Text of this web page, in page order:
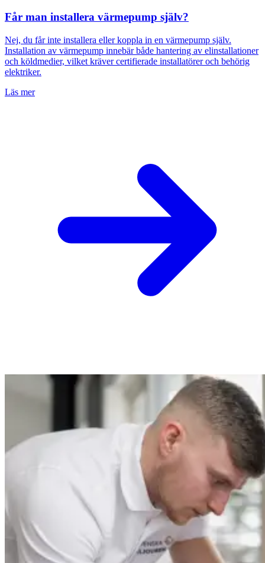
Får man installera värmepump själv?
Nej, du får inte installera eller koppla in en värmepump själv.
Installation av värmepump innebär både hantering av elinstallationer
och köldmedier, vilket kräver certifierade installatörer och behörig
elektriker.
Läs mer